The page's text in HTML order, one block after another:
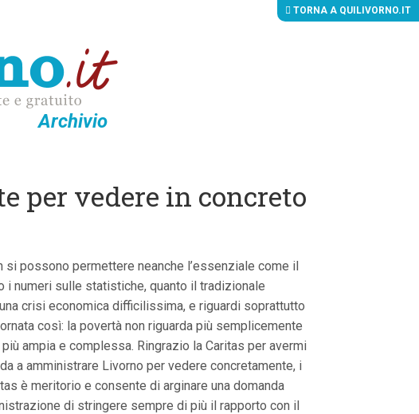
Archivio
TORNA A QUILIVORNO.IT
per vedere in concreto
possono permettere neanche l’essenziale come il
i numeri sulle statistiche, quanto il tradizionale
crisi economica difficilissima, e riguardi soprattutto
così: la povertà non riguarda più semplicemente
ampia e complessa. Ringrazio la Caritas per avermi
a amministrare Livorno per vedere concretamente, i
è meritorio e consente di arginare una domanda
di stringere sempre di più il rapporto con il